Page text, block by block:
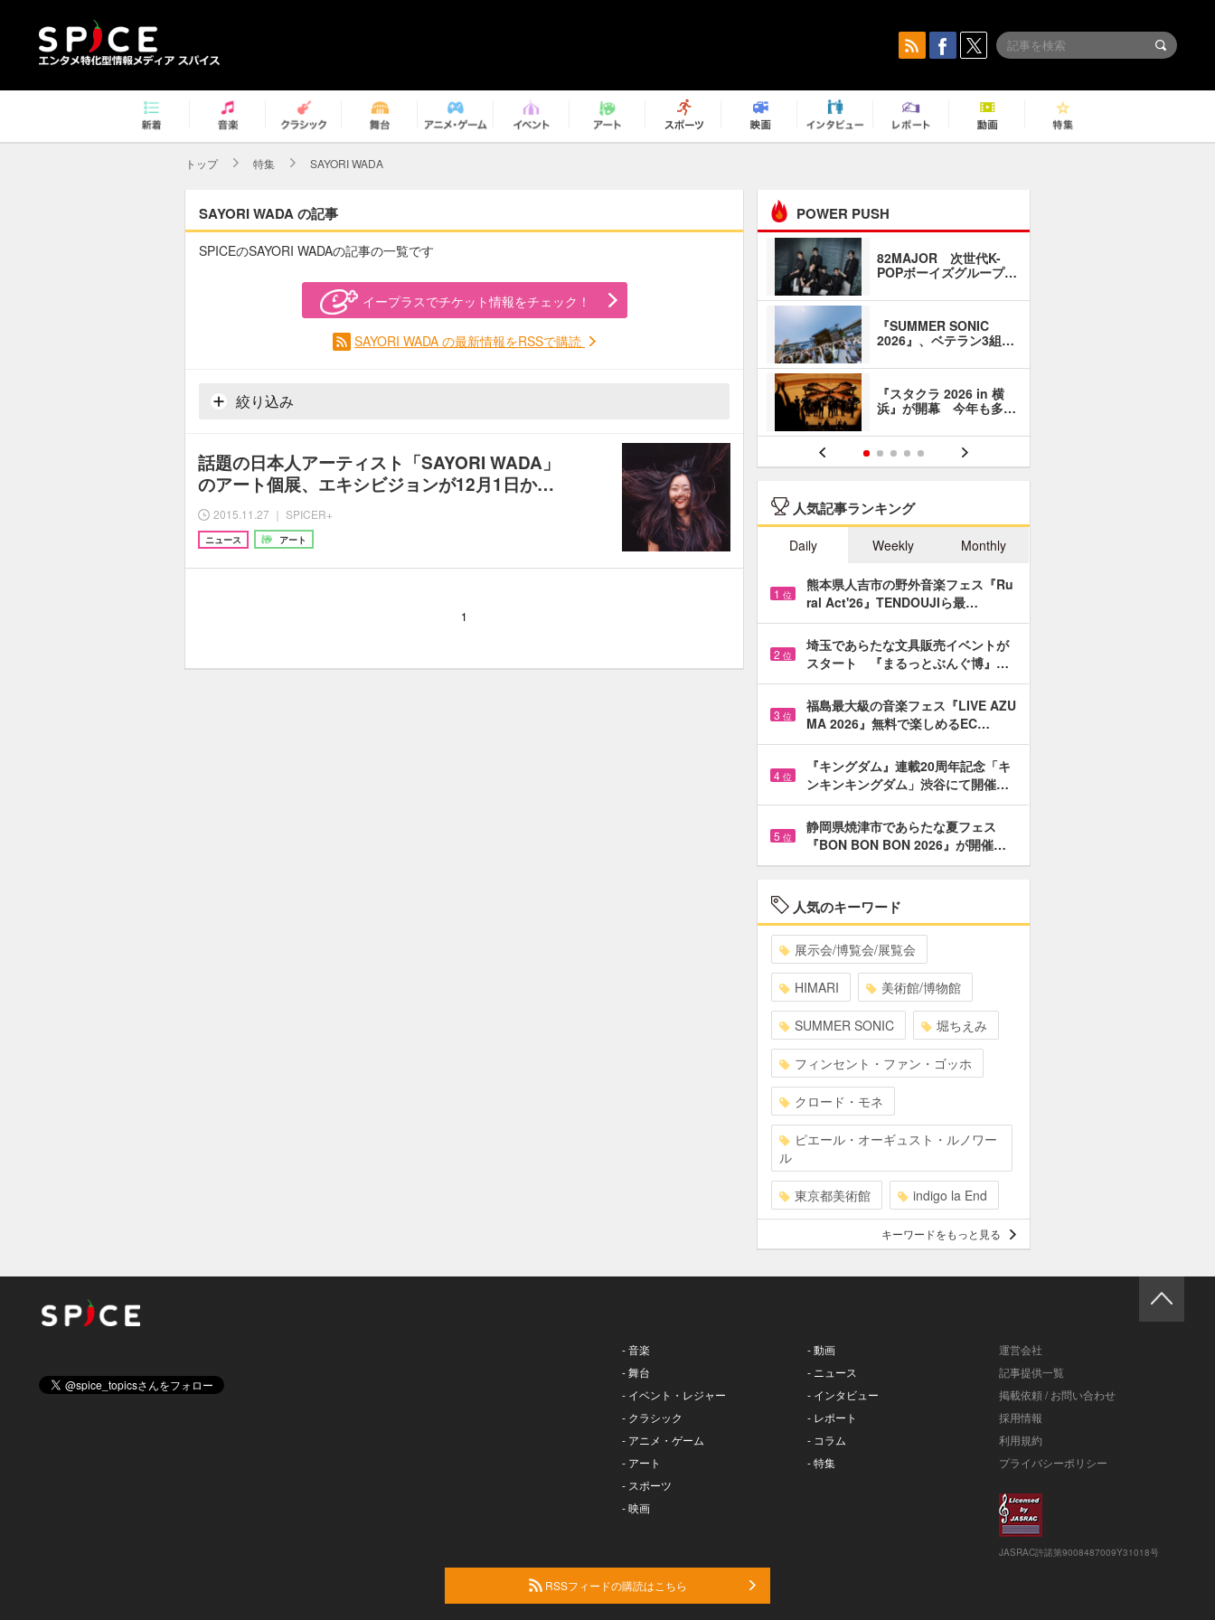
トップ 特集 SAYORI WADA
SAYORI WADA の記事
SPICEのSAYORI WADAの記事の一覧です
イープラスでチケット情報をチェック！
SAYORI WADA の最新情報をRSSで購読
絞り込み
話題の日本人アーティスト「SAYORI WADA」
のアート個展、エキシビジョンが12月1日か…
2015.11.27 ｜ SPICER+
ニュース アート
1
POWER PUSH
82MAJOR 次世代K-
POPボーイズグループ…
『SUMMER SONIC
2026』、ベテラン3組…
『スタクラ 2026 in 横
浜』が開幕 今年も多…
人気記事ランキング
Daily Weekly Monthly
1 位
熊本県人吉市の野外音楽フェス『Ru
ral Act'26』TENDOUJIら最…
2 位
埼玉であらたな文具販売イベントが
スタート 『まるっとぶんぐ博』…
3 位
福島最大級の音楽フェス『LIVE AZU
MA 2026』無料で楽しめるEC…
4 位
『キングダム』連載20周年記念「キ
ンキンキングダム」渋谷にて開催…
5 位
静岡県焼津市であらたな夏フェス
『BON BON BON 2026』が開催…
人気のキーワード
展示会/博覧会/展覧会
HIMARI 美術館/博物館
SUMMER SONIC 堀ちえみ
フィンセント・ファン・ゴッホ
クロード・モネ
ピエール・オーギュスト・ルノワー
ル
東京都美術館 indigo la End
キーワードをもっと見る
- 音楽
- 舞台
- イベント・レジャー
- クラシック
- アニメ・ゲーム
- アート
- スポーツ
- 映画
- 動画
- ニュース
- インタビュー
- レポート
- コラム
- 特集
運営会社
記事提供一覧
掲載依頼 / お問い合わせ
採用情報
利用規約
プライバシーポリシー
JASRAC許諾第9008487009Y31018号
RSSフィードの購読はこちら